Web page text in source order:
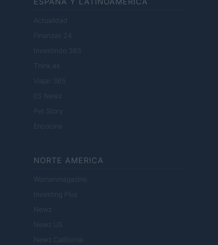
Actualidad
Finanzas 24
Investindo 365
Think.es
Viajar 365
ES Newz
Pet Story
Encocina
NORTE AMERICA
Womanmagazine
Investing Plus
Newz
Newz US
Newz California